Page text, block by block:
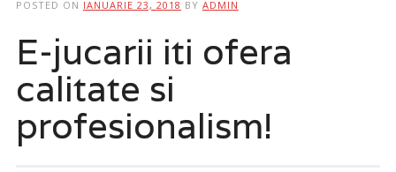
POSTED ON IANUARIE 23, 2018 BY ADMIN
E-jucarii iti ofera
calitate si
profesionalism!